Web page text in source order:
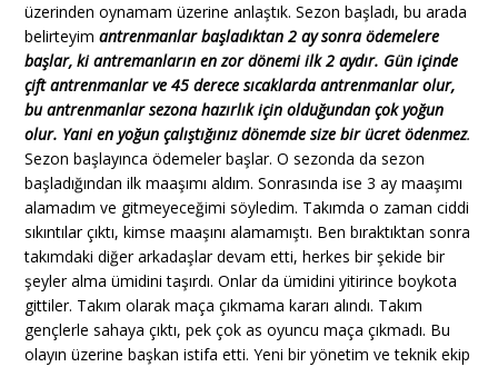
üzerinden oynamam üzerine anlaştık. Sezon başladı, bu arada
belirteyim antrenmanlar başladıktan 2 ay sonra ödemelere
başlar, ki antremanların en zor dönemi ilk 2 aydır. Gün içinde
çift antrenmanlar ve 45 derece sıcaklarda antrenmanlar olur,
bu antrenmanlar sezona hazırlık için olduğundan çok yoğun
olur. Yani en yoğun çalıştığınız dönemde size bir ücret ödenmez.
Sezon başlayınca ödemeler başlar. O sezonda da sezon
başladığından ilk maaşımı aldım. Sonrasında ise 3 ay maaşımı
alamadım ve gitmeyeceğimi söyledim. Takımda o zaman ciddi
sıkıntılar çıktı, kimse maaşını alamamıştı. Ben bıraktıktan sonra
takımdaki diğer arkadaşlar devam etti, herkes bir şekide bir
şeyler alma ümidini taşırdı. Onlar da ümidini yitirince boykota
gittiler. Takım olarak maça çıkmama kararı alındı. Takım
gençlerle sahaya çıktı, pek çok as oyuncu maça çıkmadı. Bu
olayın üzerine başkan istifa etti. Yeni bir yönetim ve teknik ekip